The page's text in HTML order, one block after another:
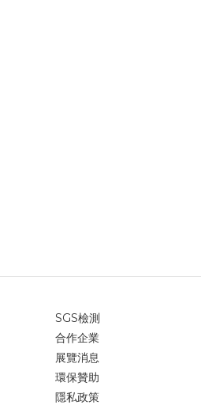
SGS檢測
合作企業
展覽消息
環保贊助
隱私政策